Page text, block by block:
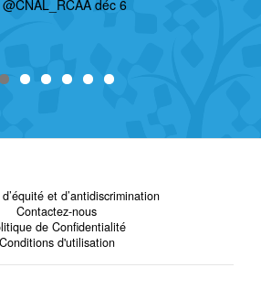
@CNAL_RCAA déc 6
et d’antidiscrimination
Contactez-nous
de Confidentialité
Conditions d'utilisation